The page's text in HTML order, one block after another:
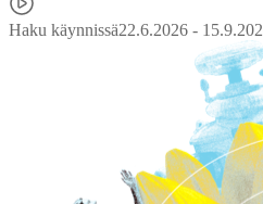
Haku käynnissä22.6.2026 -